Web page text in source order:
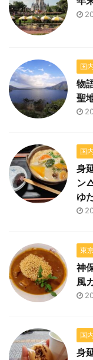
国
物
聖
国
身
ン
ゆ
東
神
風
国
身